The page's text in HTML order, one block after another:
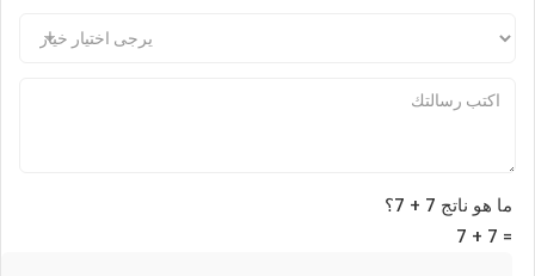
ما هو ناتج 7 + 7؟
7 + 7 =